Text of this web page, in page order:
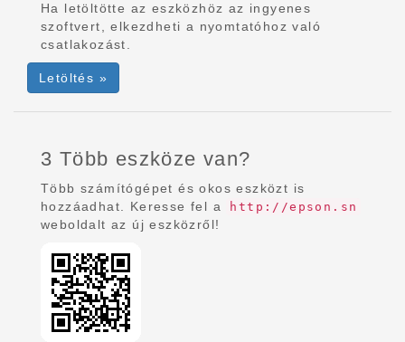
Ha letöltötte az eszközhöz az ingyenes
szoftvert, elkezdheti a nyomtatóhoz való
csatlakozást.
Letöltés »
3 Több eszköze van?
Több számítógépet és okos eszközt is
hozzáadhat. Keresse fel a
http://epson.sn
weboldalt az új eszközről!